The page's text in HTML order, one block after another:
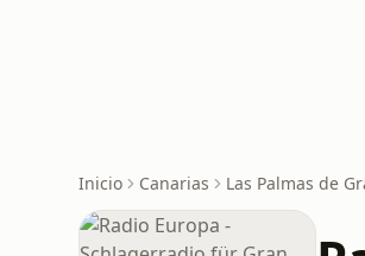
Inicio Canarias Las Palmas de